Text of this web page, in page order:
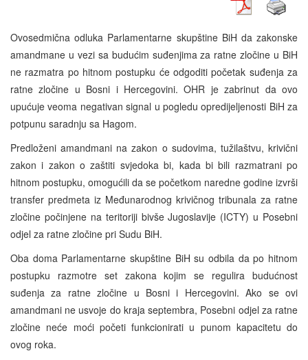
Ovosedmična odluka Parlamentarne skupštine BiH da zakonske
amandmane u vezi sa budućim suđenjima za ratne zločine u BiH
ne razmatra po hitnom postupku će odgoditi početak suđenja za
ratne zločine u Bosni i Hercegovini. OHR je zabrinut da ovo
upućuje veoma negativan signal u pogledu opredijeljenosti BiH za
potpunu saradnju sa Hagom.
Predloženi amandmani na zakon o sudovima, tužilaštvu, krivični
zakon i zakon o zaštiti svjedoka bi, kada bi bili razmatrani po
hitnom postupku, omogućili da se početkom naredne godine izvrši
transfer predmeta iz Međunarodnog krivičnog tribunala za ratne
zločine počinjene na teritoriji bivše Jugoslavije (ICTY) u Posebni
odjel za ratne zločine pri Sudu BiH.
Oba doma Parlamentarne skupštine BiH su odbila da po hitnom
postupku razmotre set zakona kojim se regulira budućnost
suđenja za ratne zločine u Bosni i Hercegovini. Ako se ovi
amandmani ne usvoje do kraja septembra, Posebni odjel za ratne
zločine neće moći početi funkcionirati u punom kapacitetu do
ovog roka.